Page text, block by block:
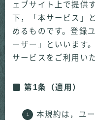
ェブサイト上で提供
下，「本サービス」
めるものです。登録
ーザー」といいます
サービスをご利用い
第1条（適用）
本規約は，ユ